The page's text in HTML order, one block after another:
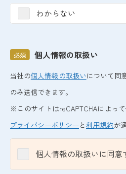
わからない
個人情報の取扱い
必須
当社の個人情報の取扱いについて同
のみ送信できます。
※このサイトはreCAPTCHAによっ
プライバシーポリシー と利用規約が
個人情報の取扱いに同意